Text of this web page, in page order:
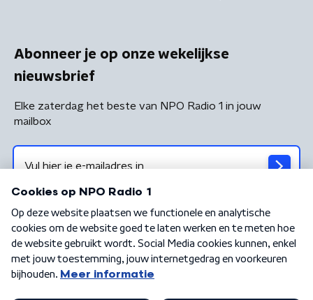
Abonneer je op onze wekelijkse
nieuwsbrief
Elke zaterdag het beste van NPO Radio 1 in jouw
mailbox
Algemene voorwaarden